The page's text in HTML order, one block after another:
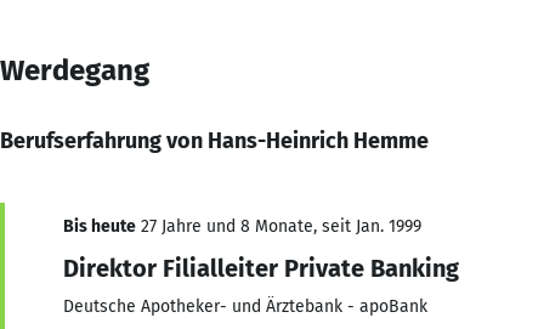
Werdegang
Berufserfahrung von Hans-Heinrich Hemme
Bis heute 27 Jahre und 8 Monate, seit Jan. 1999
Direktor Filialleiter Private Banking
Deutsche Apotheker- und Ärztebank - apoBank